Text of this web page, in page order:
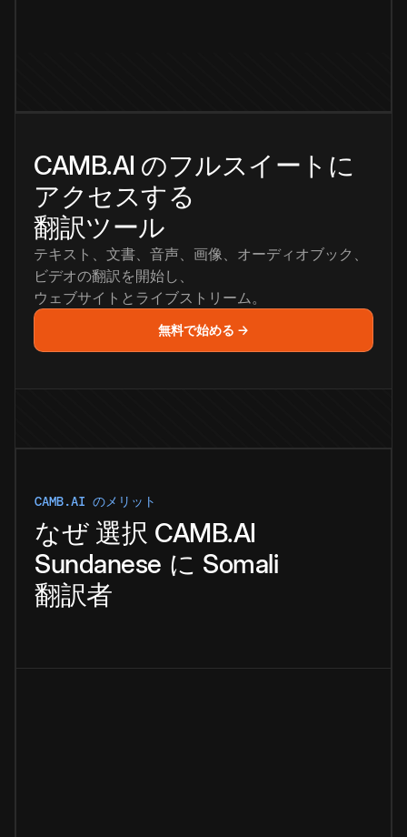
CAMB.AI のフルスイートに
アクセスする
翻訳ツール
テキスト、文書、音声、画像、オーディオブック、
ビデオの翻訳を開始し、
ウェブサイトとライブストリーム。
無料で始める →
CAMB.AI のメリット
なぜ 選択 CAMB.AI
Sundanese に Somali
翻訳者